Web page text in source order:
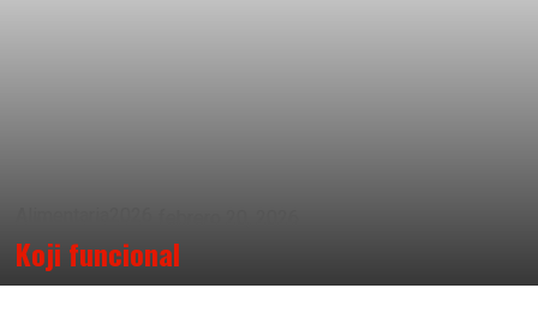
Koji funcional